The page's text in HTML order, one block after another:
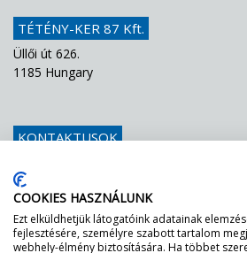
TÉTÉNY-KER 87 Kft.
Üllői út 626.
1185 Hungary
KONTAKTUSOK
E-mail
AZ FF – NEK ZÖLDEN
COOKIES HASZNÁLUNK
Ezt elküldhetjük látogatóink adatainak
fejlesztésére, személyre szabott tartalom
webhely-élmény biztosítására. Ha többet